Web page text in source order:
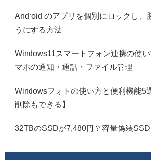
Android のアプリを個別にロックし、
うにする方法
Windows11スマートフォン連携の使
マホの通知・通話・ファイル管理
Windowsフォトの使い方と便利機能5
削除もできる】
32TBのSSDが7,480円？容量偽装